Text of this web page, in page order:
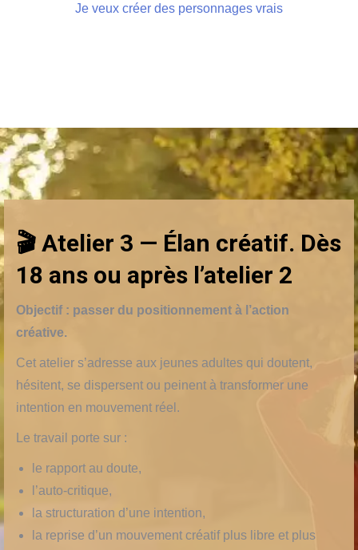
Je veux créer des personnages vrais
🎬 Atelier 3 — Élan créatif. Dès
18 ans ou après l’atelier 2
Objectif : passer du positionnement à l’action
créative.
Cet atelier s’adresse aux jeunes adultes qui doutent,
hésitent, se dispersent ou peinent à transformer une
intention en mouvement réel.
Le travail porte sur :
le rapport au doute,
l’auto-critique,
la structuration d’une intention,
la reprise d’un mouvement créatif plus libre et plus